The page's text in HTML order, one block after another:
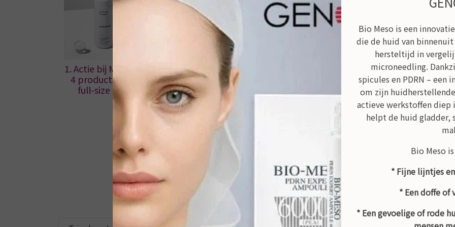
1. Actie bij Mooi ZoLon! – Shop
4 producten & ontvang een
full-size reiniger cadeau!
€ 0,00 exopeptide balance mist 80ml exopeptide cream
€ 136,00
Bio Meso is een
die de huid van
hersteltijd in
microneedling.
spicules en PDRN – een
om zijn
actieve werkstoffen diep
helpt de huid gladder,
Bio Meso
* Fijne lijntjes
* Een doffe of
* Een gevoelige of rode